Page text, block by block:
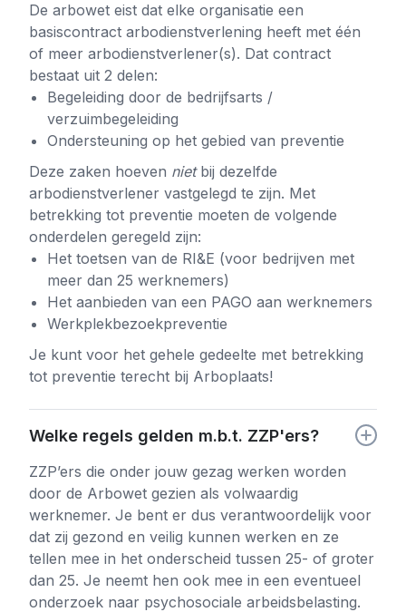
De arbowet eist dat elke organisatie een
basiscontract arbodienstverlening heeft met één
of meer arbodienstverlener(s). Dat contract
bestaat uit 2 delen:
Begeleiding door de bedrijfsarts /
verzuimbegeleiding
Ondersteuning op het gebied van preventie
Deze zaken hoeven niet bij dezelfde
arbodienstverlener vastgelegd te zijn. Met
betrekking tot preventie moeten de volgende
onderdelen geregeld zijn:
Het toetsen van de RI&E (voor bedrijven met
meer dan 25 werknemers)
Het aanbieden van een PAGO aan werknemers
Werkplekbezoekpreventie
Je kunt voor het gehele gedeelte met betrekking
tot preventie terecht bij Arboplaats!
Welke regels gelden m.b.t. ZZP'ers?
ZZP’ers die onder jouw gezag werken worden
door de Arbowet gezien als volwaardig
werknemer. Je bent er dus verantwoordelijk voor
dat zij gezond en veilig kunnen werken en ze
tellen mee in het onderscheid tussen 25- of groter
dan 25. Je neemt hen ook mee in een eventueel
onderzoek naar psychosociale arbeidsbelasting.